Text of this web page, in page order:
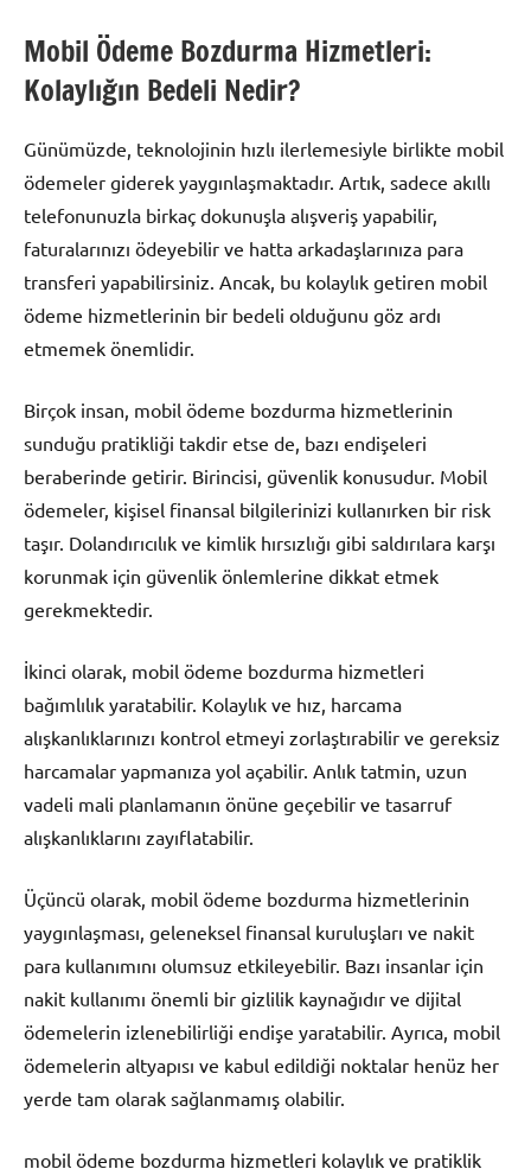
Mobil Ödeme Bozdurma Hizmetleri:
Kolaylığın Bedeli Nedir?
Günümüzde, teknolojinin hızlı ilerlemesiyle birlikte mobil
ödemeler giderek yaygınlaşmaktadır. Artık, sadece akıllı
telefonunuzla birkaç dokunuşla alışveriş yapabilir,
faturalarınızı ödeyebilir ve hatta arkadaşlarınıza para
transferi yapabilirsiniz. Ancak, bu kolaylık getiren mobil
ödeme hizmetlerinin bir bedeli olduğunu göz ardı
etmemek önemlidir.
Birçok insan, mobil ödeme bozdurma hizmetlerinin
sunduğu pratikliği takdir etse de, bazı endişeleri
beraberinde getirir. Birincisi, güvenlik konusudur. Mobil
ödemeler, kişisel finansal bilgilerinizi kullanırken bir risk
taşır. Dolandırıcılık ve kimlik hırsızlığı gibi saldırılara karşı
korunmak için güvenlik önlemlerine dikkat etmek
gerekmektedir.
İkinci olarak, mobil ödeme bozdurma hizmetleri
bağımlılık yaratabilir. Kolaylık ve hız, harcama
alışkanlıklarınızı kontrol etmeyi zorlaştırabilir ve gereksiz
harcamalar yapmanıza yol açabilir. Anlık tatmin, uzun
vadeli mali planlamanın önüne geçebilir ve tasarruf
alışkanlıklarını zayıflatabilir.
Üçüncü olarak, mobil ödeme bozdurma hizmetlerinin
yaygınlaşması, geleneksel finansal kuruluşları ve nakit
para kullanımını olumsuz etkileyebilir. Bazı insanlar için
nakit kullanımı önemli bir gizlilik kaynağıdır ve dijital
ödemelerin izlenebilirliği endişe yaratabilir. Ayrıca, mobil
ödemelerin altyapısı ve kabul edildiği noktalar henüz her
yerde tam olarak sağlanmamış olabilir.
mobil ödeme bozdurma hizmetleri kolaylık ve pratiklik